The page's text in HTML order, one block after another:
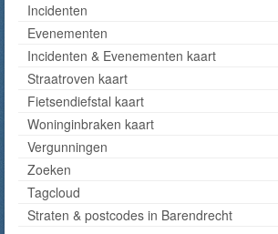
Incidenten
Evenementen
Incidenten & Evenementen kaart
Straatroven kaart
Fietsendiefstal kaart
Woninginbraken kaart
Vergunningen
Zoeken
Tagcloud
Straten & postcodes in Barendrecht